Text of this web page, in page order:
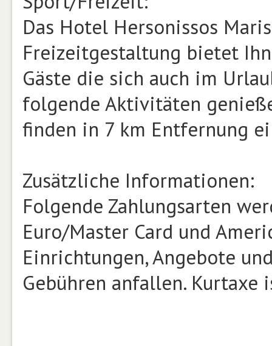
Das Hotel Hersonissos
Freizeitgestaltung bietet
Gäste die sich auch im
folgende Aktivitäten
finden in 7 km Entfernung
Zusätzliche Informationen:
Folgende Zahlungsarten
Euro/Master Card und
Einrichtungen, Angebote
Gebühren anfallen. Kurtaxe